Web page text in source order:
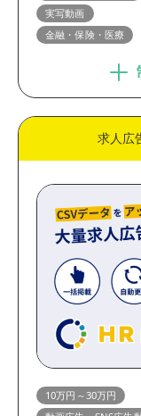
実写動画
金融・保険・医療
求人広
10万円～30万円